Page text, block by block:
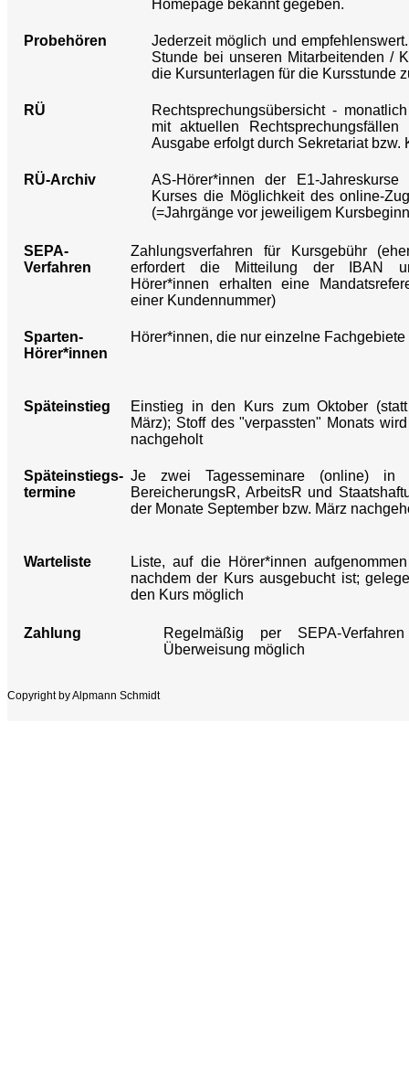
Homepage bekannt gegeben.
Probehören
Jederzeit möglich und
Stunde bei unseren Mitarbeitenden /
die Kursunterlagen für die Kursstunde
RÜ
Rechtsprechungsübersicht -
mit aktuellen
Ausgabe erfolgt durch Sekretariat bzw.
RÜ-Archiv
AS-Hörer*innen der E1-
Kurses die Möglichkeit des online-
(=Jahrgänge vor jeweiligem
SEPA-
Verfahren
Zahlungsverfahren für Kursgebühr
erfordert die Mitteilung der IBAN
Hörer*innen erhalten eine
einer Kundennummer)
Sparten-
Hörer*innen
Hörer*innen, die nur einzelne
Späteinstieg
Einstieg in den Kurs zum Oktober
März); Stoff des "verpassten" Monats
nachgeholt
Späteinstiegs-
termine
Je zwei Tagesseminare (online) in
BereicherungsR, ArbeitsR und
der Monate September bzw. März
Warteliste
Liste, auf die Hörer*innen
nachdem der Kurs ausgebucht ist;
den Kurs möglich
Zahlung
Regelmäßig per SEPA-
Überweisung möglich
Copyright by Alpmann Schmidt